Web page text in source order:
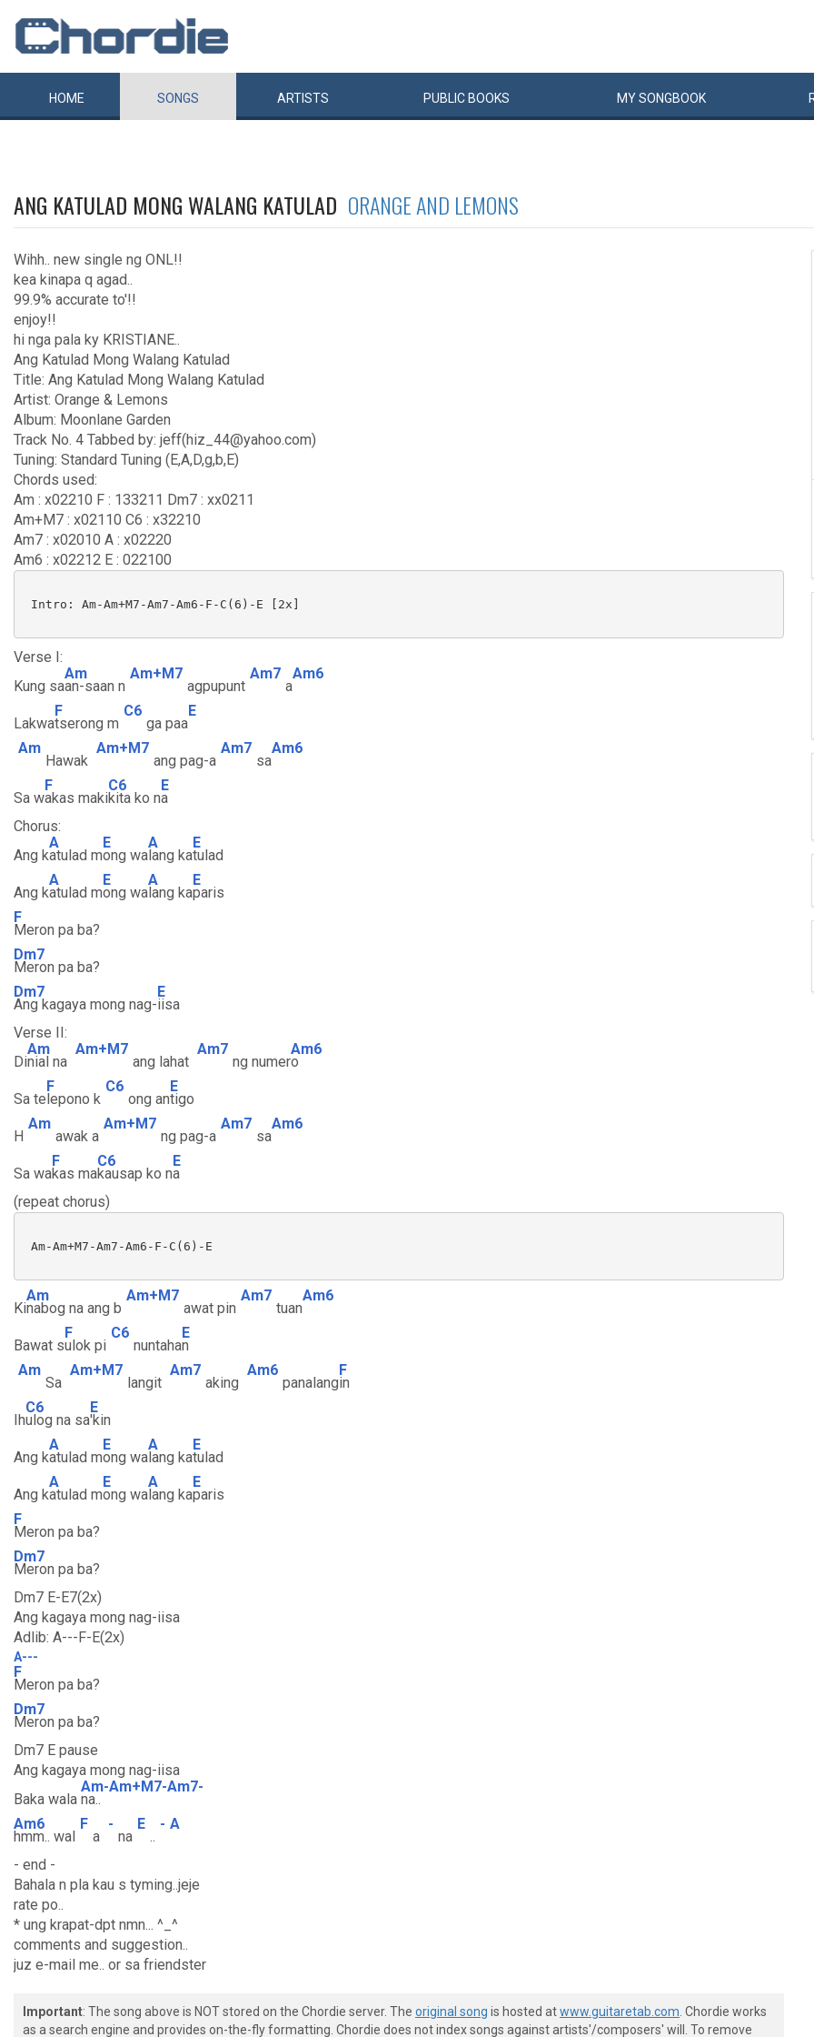
HOME SONGS ARTISTS PUBLIC BOOKS MYSONGBOOK
ANG KATULAD MONG WALANG KATULAD ORANGE AND LEMONS
Wihh.. new single ng ONL!!
kea kinapa q agad..
99.9% accurate to'!!
enjoy!!
hi nga pala ky KRISTIANE..
Ang Katulad Mong Walang Katulad
Title: Ang Katulad Mong Walang Katulad
Artist: Orange & Lemons
Album: Moonlane Garden
Track No. 4 Tabbed by: jeff(hiz_44@yahoo.com)
Tuning: Standard Tuning (E,A,D,g,b,E)
Chords used:
Am : x02210 F : 133211 Dm7 : xx0211
Am+M7 : x02110 C6 : x32210
Am7 : x02010 A : x02220
Am6 : x02212 E : 022100
Intro: Am-Am+M7-Am7-Am6-F-C(6)-E [2x]
Verse I:
Kung sa
Am
an-saan n
Am+M7
agpupunt
Am7
a
Am6
Lakwa
F
tserong m
C6
ga paa
E
Am
Hawak
Am+M7
ang pag-a
Am7
sa
Am6
Sa w
F
akas maki
C6
kita ko n
E
a
Chorus:
Ang k
A
atulad m
E
ong wa
A
lang ka
E
tulad
Ang k
A
atulad m
E
ong wa
A
lang ka
E
paris
F
Meron pa ba?
Dm7
Meron pa ba?
Dm7
Ang kagaya mong nag-
E
iisa
Verse II:
Di
Am
nial na
Am+M7
ang lahat
Am7
ng numer
Am6
o
Sa te
F
lepono k
C6
ong an
E
tigo
H
Am
awak a
Am+M7
ng pag-a
Am7
sa
Am6
Sa wa
F
kas ma
C6
kausap ko n
E
a
(repeat chorus)
Am-Am+M7-Am7-Am6-F-C(6)-E
Ki
Am
nabog na ang b
Am+M7
awat pin
Am7
tuan
Am6
Bawat s
F
ulok pi
C6
nuntaha
E
n
Am
Sa
Am+M7
langit
Am7
aking
Am6
panalang
F
in
Ih
C6
ulog na sa
E
'kin
Ang k
A
atulad m
E
ong wa
A
lang ka
E
tulad
Ang k
A
atulad m
E
ong wa
A
lang ka
E
paris
F
Meron pa ba?
Dm7
Meron pa ba?
Dm7 E-E7(2x)
Ang kagaya mong nag-iisa
Adlib: A---F-E(2x)
A---
F
Meron pa ba?
Dm7
Meron pa ba?
Dm7 E pause
Ang kagaya mong nag-iisa
Baka wala
Am-Am+M7-Am7-
na..
Am6
hmm.. wal
F
a
-
na
E
..
- A
- end -
Bahala n pla kau s tyming..jeje
rate po..
* ung krapat-dpt nmn... ^_^
comments and suggestion..
juz e-mail me.. or sa friendster
Important: The song above is NOT stored on the Chordie server. The original song is hosted atwww.guitaretab.com . Chordie works
as a search engine and provides on-the-fly formatting. Chordie does not index songs against artists'/composers' will. To remove